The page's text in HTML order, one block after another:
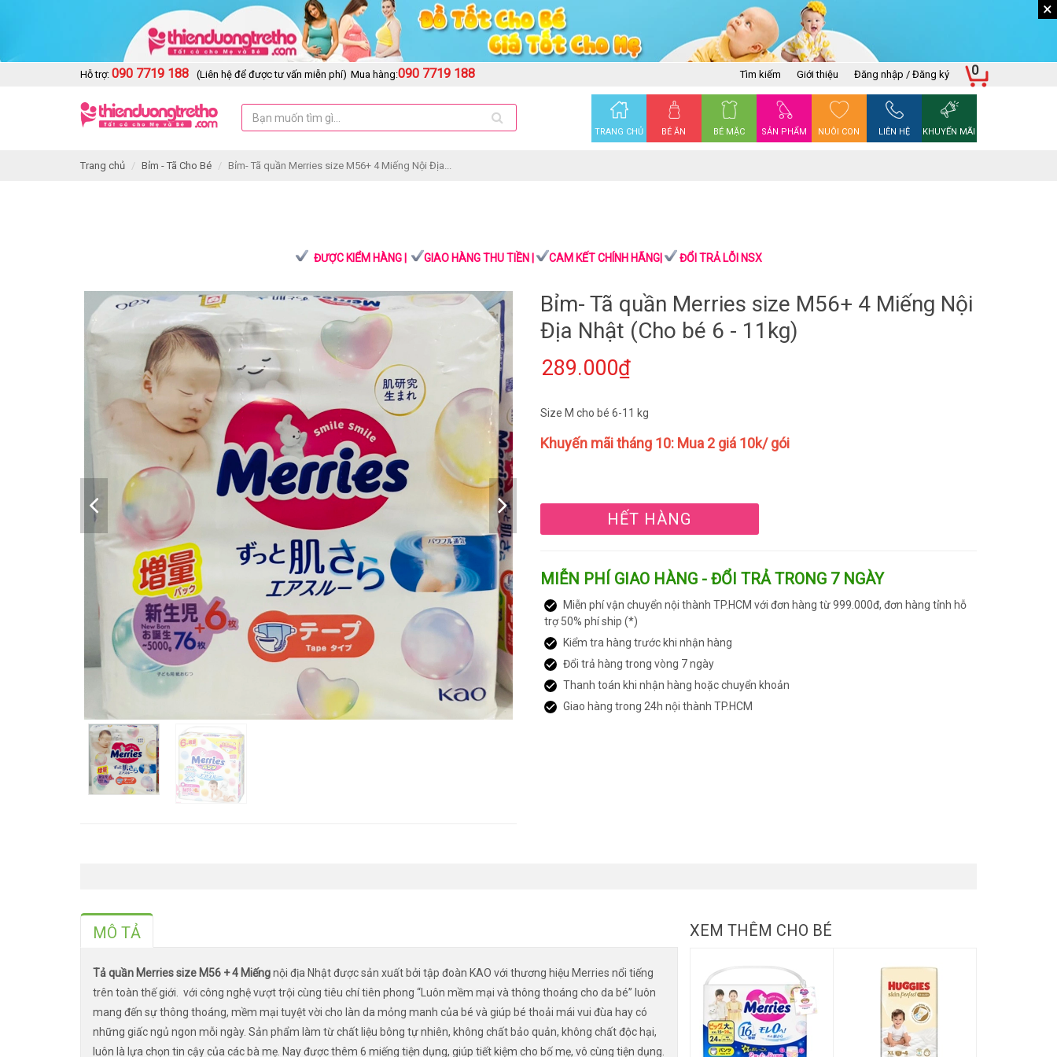
×
Hỗ trợ: 090 7719 188 (Liên hệ để được tư vấn miễn phí) Mua hàng:090 7719 188 Tìm kiếm Giới thiệu Đăng nhập / Đăng ký
TRANG CHỦ BÉ ĂN BÉ MẶC SẢN PHẨM NUÔI CON LIÊN HỆ KHUYẾN MÃI
0
Trang chủ Bỉm - Tã Cho Bé Bỉm- Tã quần Merries size M56+ 4 Miếng Nội Địa...
ĐƯỢC KIỂM HÀNG | GIAO HÀNG THU TIỀN | CAM KẾT CHÍNH HÃNG| ĐỔI TRẢ LỖI NSX
Bỉm- Tã quần Merries size M56+ 4 Miếng Nội
Địa Nhật (Cho bé 6 - 11kg)
289.000₫
Size M cho bé 6-11 kg
Khuyến mãi tháng 10: Mua 2 giá 10k/ gói
HẾT HÀNG
MIỄN PHÍ GIAO HÀNG - ĐỔI TRẢ TRONG 7 NGÀY
Miễn phí vận chuyển nội thành TP.HCM với đơn hàng từ 999.000đ, đơn hàng tỉnh hỗ
trợ 50% phí ship (*)
Kiểm tra hàng trước khi nhận hàng
Đổi trả hàng trong vòng 7 ngày
Thanh toán khi nhận hàng hoặc chuyển khoản
Giao hàng trong 24h nội thành TP.HCM
MÔ TẢ
Tả quần Merries size M56 + 4 Miếngnội địa Nhật được sản xuất bởi tập đoàn KAO với thương hiệu Merries nổi tiếng
trên toàn thế giới. với công nghệ vượt trội cùng tiêu chí tiên phong “Luôn mềm mại và thông thoáng cho da bé” luôn
mang đến sự thông thoáng, mềm mại tuyệt vời cho làn da mỏng manh của bé và giúp bé thoải mái vui đùa hay có
những giấc ngủ ngon mỗi ngày. Sản phẩm làm từ chất liệu bông tự nhiên, không chất bảo quản, không chất độc hại,
luôn là lựa chọn tin cậy của các bà mẹ. Nay được thêm 6 miếng tiện dụng, giúp tiết kiệm cho bố mẹ, vô cùng tiện dụng.
XEM THÊM CHO BÉ